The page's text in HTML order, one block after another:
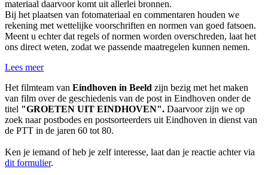
materiaal daarvoor komt uit allerlei bronnen.
Bij het plaatsen van fotomateriaal en commentaren houden we
rekening met wettelijke voorschriften en normen van goed fatsoen.
Meent u echter dat regels of normen worden overschreden, laat het
ons direct weten, zodat we passende maatregelen kunnen nemen.
Lees meer
Het filmteam van Eindhoven in Beeld zijn bezig met het maken
van film over de geschiedenis van de post in Eindhoven onder de
titel "GROETEN UIT EINDHOVEN". Daarvoor zijn we op
zoek naar postbodes en postsorteerders uit Eindhoven in dienst van
de PTT in de jaren 60 tot 80.
Ken je iemand of heb je zelf interesse, laat dan je reactie achter via
dit formulier.